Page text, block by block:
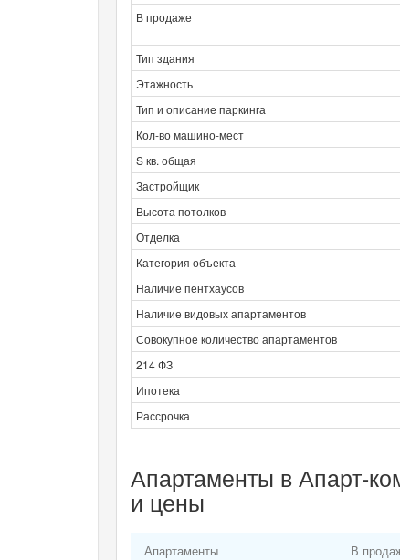
В продаже
Тип здания
Этажность
Тип и описание паркинга
Кол-во машино-мест
S кв. общая
Застройщик
Высота потолков
Отделка
Категория объекта
Наличие пентхаусов
Наличие видовых апартаментов
Совокупное количество апартаментов
214 ФЗ
Ипотека
Рассрочка
Апартаменты в Апарт-
и цены
Апартаменты В